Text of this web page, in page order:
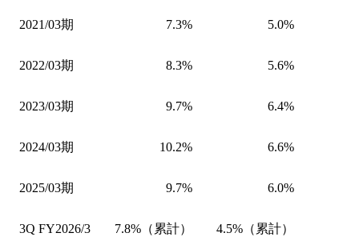
2021/03期 7.3% 5.0%
2022/03期 8.3% 5.6%
2023/03期 9.7% 6.4%
2024/03期 10.2% 6.6%
2025/03期 9.7% 6.0%
3Q FY2026/3 7.8%（累計） 4.5%（累計）